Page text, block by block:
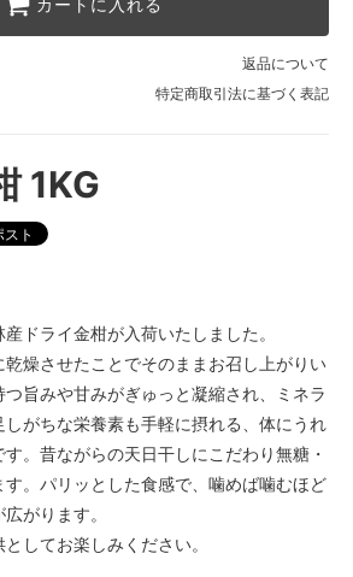
カートに入れる
返品について
特定商取引法に基づく表記
1KG
ドライ金柑が入荷いたしました。
燥させたことでそのままお召し上がりい
旨みや甘みがぎゅっと凝縮され、ミネラ
がちな栄養素も手軽に摂れる、体にうれ
。昔ながらの天日干しにこだわり無糖・
。パリッとした食感で、噛めば噛むほど
がります。
してお楽しみください。